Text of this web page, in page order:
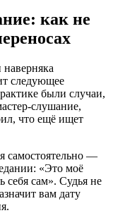
как не
следующее
были случаи,
слушание,
что ещё ищет
самостоятельно —
«Это моё
себя сам». Судья не
вам дату